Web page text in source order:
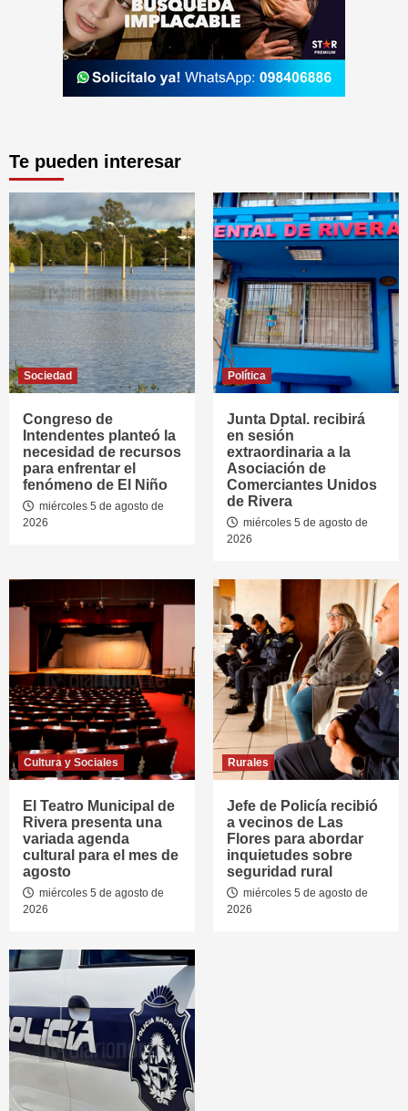
Te pueden interesar
Sociedad
Congreso de
Intendentes planteó la
necesidad de recursos
para enfrentar el
fenómeno de El Niño
miércoles 5 de agosto de
2026
Política
Junta Dptal. recibirá
en sesión
extraordinaria a la
Asociación de
Comerciantes Unidos
de Rivera
miércoles 5 de agosto de
2026
Cultura y Sociales
El Teatro Municipal de
Rivera presenta una
variada agenda
cultural para el mes de
agosto
miércoles 5 de agosto de
2026
Rurales
Jefe de Policía recibió
a vecinos de Las
Flores para abordar
inquietudes sobre
seguridad rural
miércoles 5 de agosto de
2026